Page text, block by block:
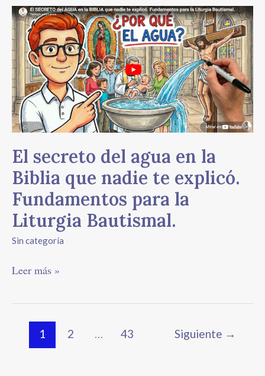
El secreto del agua en la
Biblia que nadie te explicó.
Fundamentos para la
Liturgia Bautismal.
Sin categoría
El
secreto
del
agua
en
la
Biblia
que
nadie
explicó.
Fundamentos
para
la
Liturgia
Bautismal.
Leer más »
1 2 … 43 Siguiente →